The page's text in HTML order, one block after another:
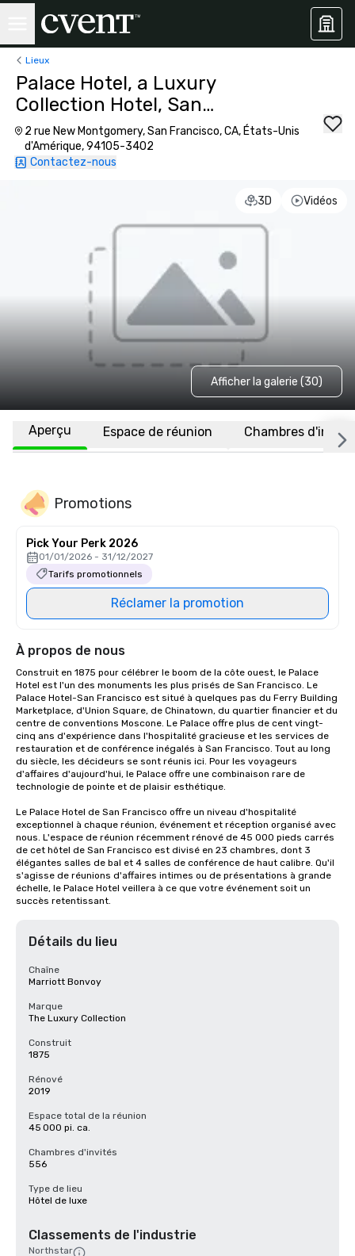
Lieux
Palace Hotel, a Luxury
Collection Hotel, San
Francisco
2 rue New Montgomery, San Francisco, CA, États-Unis
d'Amérique, 94105-3402
Contactez-nous
3D Vidéos
Afficher la galerie (30)
Aperçu Espace de réunion Chambres
Promotions
Pick Your Perk 2026
01/01/2026 - 31/12/2027
Tarifs promotionnels
Réclamer la promotion
À propos de nous
Construit en 1875 pour célébrer le boom de la côte ouest, le Palace
Hotel est l'un des monuments les plus prisés de San Francisco. Le
Palace Hotel-San Francisco est situé à quelques pas du Ferry Building
Marketplace, d'Union Square, de Chinatown, du quartier financier et du
centre de conventions Moscone. Le Palace offre plus de cent vingt-
cinq ans d'expérience dans l'hospitalité gracieuse et les services de
restauration et de conférence inégalés à San Francisco. Tout au long
du siècle, les décideurs se sont réunis ici. Pour les voyageurs
d'affaires d'aujourd'hui, le Palace offre une combinaison rare de
technologie de pointe et de plaisir esthétique.
Le Palace Hotel de San Francisco offre un niveau d'hospitalité
exceptionnel à chaque réunion, événement et réception organisé avec
nous. L'espace de réunion récemment rénové de 45 000 pieds carrés
de cet hôtel de San Francisco est divisé en 23 chambres, dont 3
élégantes salles de bal et 4 salles de conférence de haut calibre. Qu'il
s'agisse de réunions d'affaires intimes ou de présentations à grande
échelle, le Palace Hotel veillera à ce que votre événement soit un
succès retentissant.
Détails du lieu
Chaîne
Marriott Bonvoy
Marque
The Luxury Collection
Construit
1875
Rénové
2019
Espace total de la réunion
45 000 pi. ca.
Chambres d'invités
556
Type de lieu
Hôtel de luxe
Classements de l'industrie
Northstar